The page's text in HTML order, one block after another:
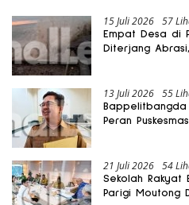
15 Juli 2026 57
Empat Desa di
Diterjang
13 Juli 2026 55
Peran
21 Juli 2026 54
Sekolah Rakyat
Parigi Moutong